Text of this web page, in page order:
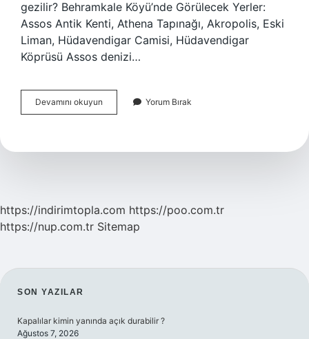
gezilir? Behramkale Köyü’nde Görülecek Yerler:
Assos Antik Kenti, Athena Tapınağı, Akropolis, Eski
Liman, Hüdavendigar Camisi, Hüdavendigar
Köprüsü Assos denizi…
Devamını okuyun Assosun
Neyi
Yorum Bırak
https://indirimtopla.com https://poo.com.tr
https://nup.com.tr Sitemap
SIDEBAR
SON YAZILAR
Kapalılar kimin yanında açık durabilir ?
Ağustos 7, 2026